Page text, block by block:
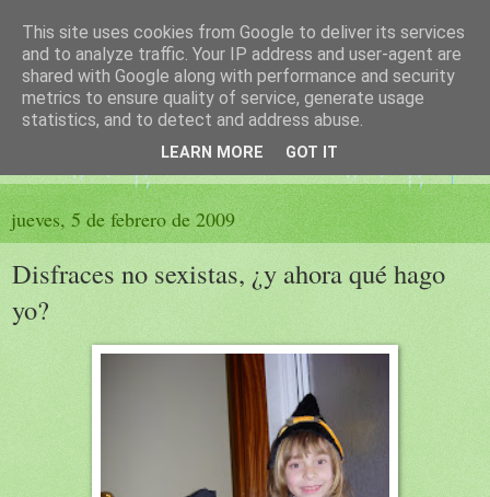
El sueño de las palabras
PÁGINA LITERARIA DE FELISA MORENO
jueves, 5 de febrero de 2009
Disfraces no sexistas, ¿y ahora qué hago
yo?
This site uses cookies from Google to deliver its services
and to analyze traffic. Your IP address and user-agent are
shared with Google along with performance and security
metrics to ensure quality of service, generate usage
statistics, and to detect and address abuse.
LEARN MORE GOT IT